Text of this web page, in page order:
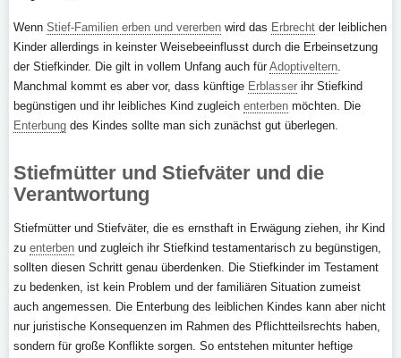
Wenn Stief-Familien erben und vererben wird das Erbrecht der leiblichen
Kinder allerdings in keinster Weisebeeinflusst durch die Erbeinsetzung
der Stiefkinder. Die gilt in vollem Unfang auch für Adoptiveltern.
Manchmal kommt es aber vor, dass künftige Erblasser ihr Stiefkind
begünstigen und ihr leibliches Kind zugleich enterben möchten. Die
Enterbung des Kindes sollte man sich zunächst gut überlegen.
Stiefmütter und Stiefväter und die
Verantwortung
Stiefmütter und Stiefväter, die es ernsthaft in Erwägung ziehen, ihr Kind
zu enterben und zugleich ihr Stiefkind testamentarisch zu begünstigen,
sollten diesen Schritt genau überdenken. Die Stiefkinder im Testament
zu bedenken, ist kein Problem und der familiären Situation zumeist
auch angemessen. Die Enterbung des leiblichen Kindes kann aber nicht
nur juristische Konsequenzen im Rahmen des Pflichtteilsrechts haben,
sondern für große Konflikte sorgen. So entstehen mitunter heftige